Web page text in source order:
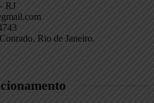
RJ
Rio de Janeiro.